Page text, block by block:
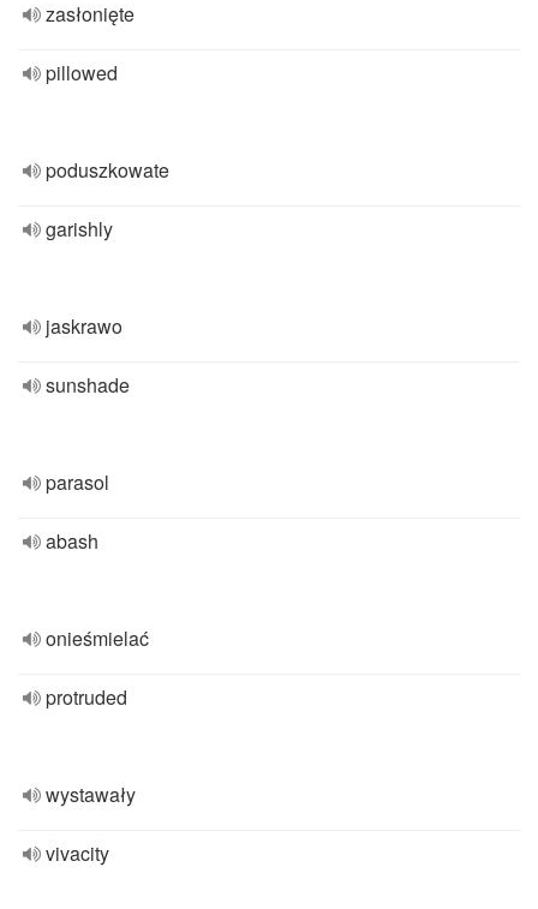
zasłonięte
pillowed
poduszkowate
garishly
jaskrawo
sunshade
parasol
abash
onieśmielać
protruded
wystawały
vivacity